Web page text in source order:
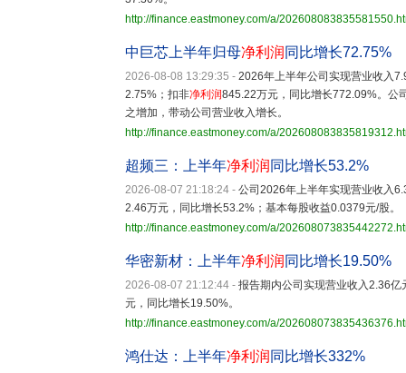
http://finance.eastmoney.com/a/
中巨芯上半年归母净利润 同比增长72.75%
2026-08-08 13:29:35 - 2026年上半年公司实现营业收入
2.75%；扣非净利润845.22万元，同比增长772.09%。公
之增加，带动公司营业收入增长。
http://finance.eastmoney.com/a/
超频三：上半年净利润 同比增长53.2%
2026-08-07 21:18:24 - 公司2026年上半年实现营业收入
2.46万元，同比增长53.2%；基本每股收益0.0379元/股。
http://finance.eastmoney.com/a/
华密新材：上半年净利润 同比增长19.50%
2026-08-07 21:12:44 - 报告期内公司实现营业收入2.36
元，同比增长19.50%。
http://finance.eastmoney.com/a/
鸿仕达：上半年净利润 同比增长332%